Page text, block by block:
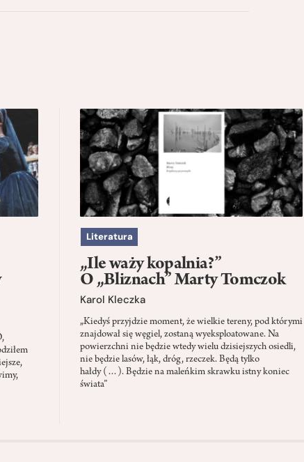
Literatura
„Ile waży kopalnia?”
O „Bliznach” Marty Tomczok
Karol Kleczka
„Kiedyś przyjdzie moment, że wielkie tereny, pod którymi
znajdował się węgiel, zostaną wyeksploatowane. Na
powierzchni nie będzie wtedy wielu dzisiejszych osiedli,
nie będzie lasów, łąk, dróg, rzeczek. Będą tylko
hałdy (…). Będzie na maleńkim skrawku istny koniec
świata”